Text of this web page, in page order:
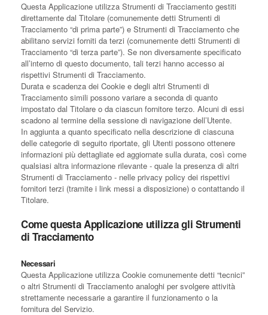
Questa Applicazione utilizza Strumenti di Tracciamento gestiti
direttamente dal Titolare (comunemente detti Strumenti di
Tracciamento “di prima parte”) e Strumenti di Tracciamento che
abilitano servizi forniti da terzi (comunemente detti Strumenti di
Tracciamento “di terza parte”). Se non diversamente specificato
all’interno di questo documento, tali terzi hanno accesso ai
rispettivi Strumenti di Tracciamento.
Durata e scadenza dei Cookie e degli altri Strumenti di
Tracciamento simili possono variare a seconda di quanto
impostato dal Titolare o da ciascun fornitore terzo. Alcuni di essi
scadono al termine della sessione di navigazione dell’Utente.
In aggiunta a quanto specificato nella descrizione di ciascuna
delle categorie di seguito riportate, gli Utenti possono ottenere
informazioni più dettagliate ed aggiornate sulla durata, così come
qualsiasi altra informazione rilevante - quale la presenza di altri
Strumenti di Tracciamento - nelle privacy policy dei rispettivi
fornitori terzi (tramite i link messi a disposizione) o contattando il
Titolare.
Come questa Applicazione utilizza gli Strumenti
di Tracciamento
Necessari
Questa Applicazione utilizza Cookie comunemente detti “tecnici”
o altri Strumenti di Tracciamento analoghi per svolgere attività
strettamente necessarie a garantire il funzionamento o la
fornitura del Servizio.